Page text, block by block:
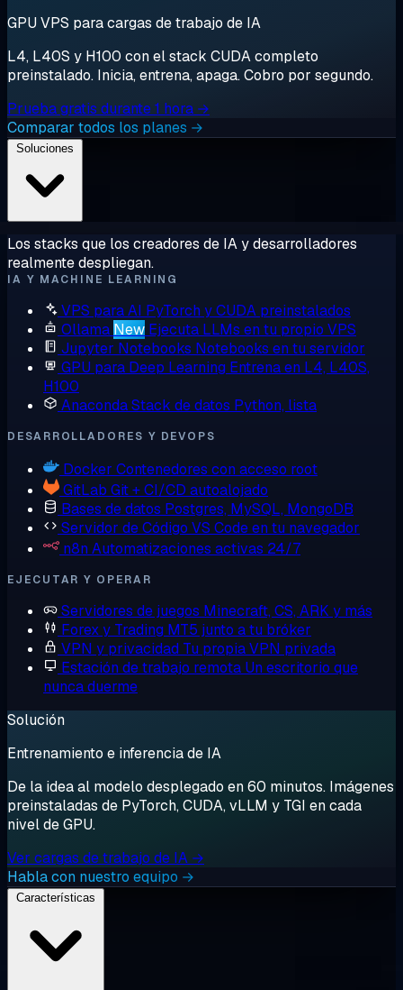
GPU VPS para cargas de trabajo de IA
L4, L40S y H100 con el stack CUDA completo
preinstalado. Inicia, entrena, apaga. Cobro por segundo.
Prueba gratis durante 1 hora →
Comparar todos los planes →
Los stacks que los creadores de IA y desarrolladores
realmente despliegan.
IA Y MACHINE LEARNING
VPS para AI PyTorch y CUDA preinstalados
Ollama New Ejecuta LLMs en tu propio VPS
Jupyter Notebooks Notebooks en tu servidor
GPU para Deep Learning Entrena en L4, L40S,
H100
AnacondaStack de datos Python, lista
DESARROLLADORES Y DEVOPS
Docker Contenedores con acceso root
GitLab Git + CI/CD autoalojado
Bases de datos Postgres, MySQL, MongoDB
Servidor de Código VS Code en tu navegador
n8n Automatizaciones activas 24/7
EJECUTAR Y OPERAR
Servidores de juegos Minecraft, CS, ARK y más
Forex y Trading MT5 junto a tu bróker
VPN y privacidad Tu propia VPN privada
Estación de trabajo remota Un escritorio que
nunca duerme
Solución
Entrenamiento e inferencia de IA
De la idea al modelo desplegado en 60 minutos. Imágenes
preinstaladas de PyTorch, CUDA, vLLM y TGI en cada
nivel de GPU.
Ver cargas de trabajo de IA →
Habla con nuestro equipo →